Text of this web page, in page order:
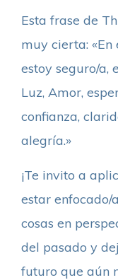
Esta frase de
muy cierta:
estoy seguro/a,
Luz, Amor,
confianza,
alegría.»
¡Te invito a
estar enfocado/
cosas en
del pasado y
futuro que aún